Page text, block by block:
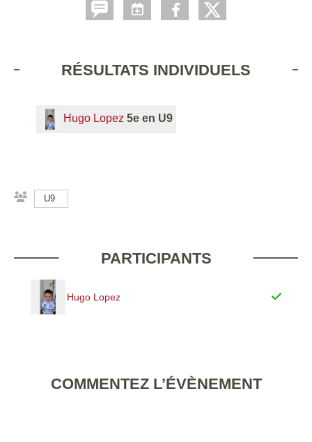
RÉSULTATS INDIVIDUELS
Hugo Lopez 5e en U9
U9
PARTICIPANTS
Hugo Lopez
COMMENTEZ L’ÉVÈNEMENT